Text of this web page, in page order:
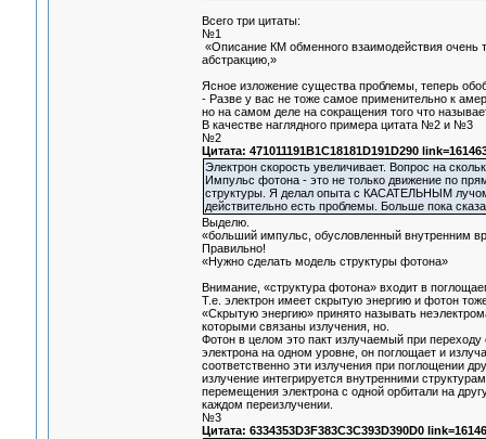
Всего три цитаты:
№1
«Описание КМ обменного взаимодействия очень
абстракцию,»
Ясное изложение существа проблемы, теперь
- Разве у вас не тоже самое применительно к
но на самом деле на сокращения того что
В качестве наглядного примера цитата №2 и №3
№2
Цитата: 471011191B1C18181D191D290
Электрон скорость увеличивает. Вопрос на
Импульс фотона - это не только движение по
структуры. Я делал опыта с КАСАТЕЛЬНЫМ
действительно есть проблемы. Больше пока
Выделю.
«больший импульс, обусловленный внутренним
Правильно!
«Нужно сделать модель структуры фотона»
Внимание, «структура фотона» входит в
Т.е. электрон имеет скрытую энергию и фотон
«Скрытую энергию» принято называть
которыми связаны излучения, но.
Фотон в целом это пакт излучаемый при переходу
электрона на одном уровне, он поглощает и
соответственно эти излучения при поглощении
излучение интегрируется внутренними
перемещения электрона с одной орбитали на
каждом переизлучении.
№3
Цитата: 6334353D3F383C3C393D390D0